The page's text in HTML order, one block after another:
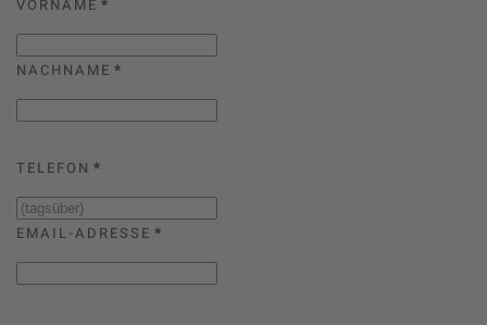
VORNAME *
NACHNAME *
TELEFON *
EMAIL-ADRESSE *